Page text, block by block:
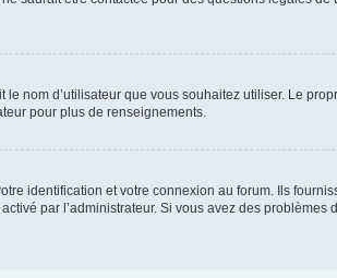
le nom d’utilisateur que vous souhaitez utiliser. Le
pour plus de renseignements.
identification et votre connexion au forum. Ils
par l’administrateur. Si vous avez des